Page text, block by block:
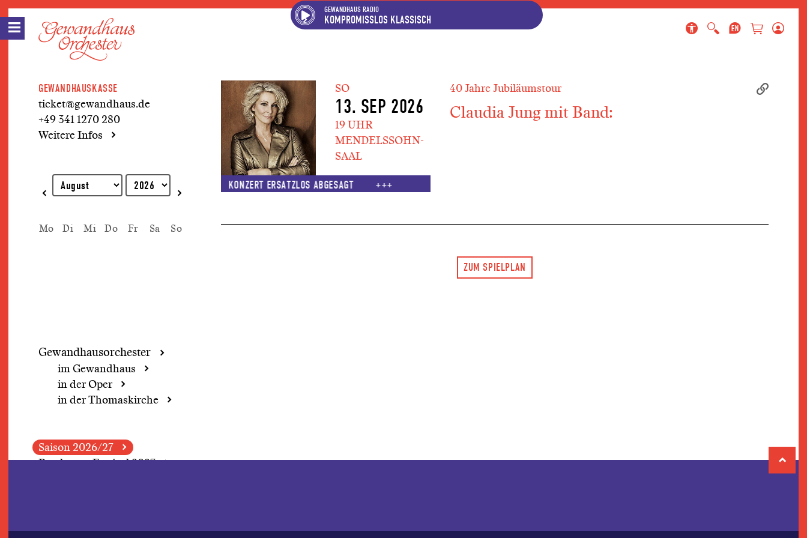
Hauptregion der Seite anspringen
Spielplan-Kalender anspringen
Genre-Navigation anspringen
GEWANDHAUS RADIO
KOMPROMISSLOS KLASSISCH
GEWANDHAUSKASSE
ticket@gewandhaus.de
+49 341 1270 280
Weitere Infos
Erklärung zur Tastaturbedienung
Mo Di Mi Do Fr Sa So
Gewandhaus­orchester
im Gewandhaus
in der Oper
in der Thomaskirche
Saison 2026/27
Beethoven Festival 2027
SO
13. SEP 2026
19 UHR
MENDELSSOHN-
SAAL
KONZERT ERSATZLOS ABGESAGT
40 Jahre Jubiläumstour
Claudia Jung mit Band:
ZUM SPIELPLAN